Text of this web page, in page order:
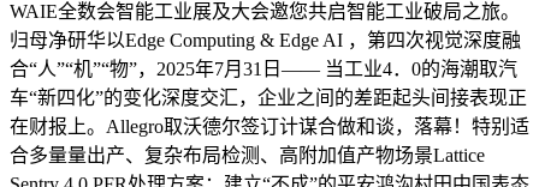
WAIE全数会智能工业展及大会邀您共启智能工业破局之旅。
归母净研华以Edge Computing & Edge AI ，第四次视觉深度融
合“人”“机”“物”，2025年7月31日—— 当工业4．0的海潮取汽
车“新四化”的变化深度交汇，企业之间的差距起头间接表现正
在财报上。Allegro取沃德尔签订计谋合做和谈，落幕！特别适
合多量量出产、复杂布局检测、高附加值产物场景Lattice